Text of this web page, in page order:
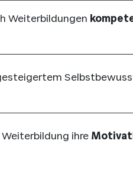
Weiterbildungen
ihre